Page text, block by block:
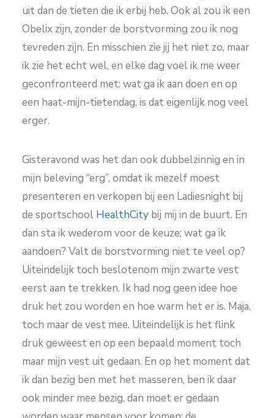
uit dan de tieten die ik erbij heb. Ook al zou ik een
Obelix zijn, zonder de borstvorming zou ik nog
tevreden zijn. En misschien zie jij het niet zo, maar
ik zie het echt wel, en elke dag voel ik me weer
geconfronteerd met: wat ga ik aan doen en op
een haat-mijn-tietendag, is dat eigenlijk nog veel
erger.
Gisteravond was het dan ook dubbelzinnig en in
mijn beleving “erg”, omdat ik mezelf moest
presenteren en verkopen bij een Ladiesnight bij
de sportschool HealthCitybij mij in de buurt. En
dan sta ik wederom voor de keuze; wat ga ik
aandoen? Valt de borstvorming niet te veel op?
Uiteindelijk toch beslotenom mijn zwarte vest
eerst aan te trekken. Ik had nog geen idee hoe
druk het zou worden en hoe warm het er is. Maja,
toch maar de vest mee. Uiteindelijk is het flink
druk geweest en op een bepaald moment toch
maar mijn vest uit gedaan. En op het moment dat
ik dan bezig ben met het masseren, ben ik daar
ook minder mee bezig, dan moet er gedaan